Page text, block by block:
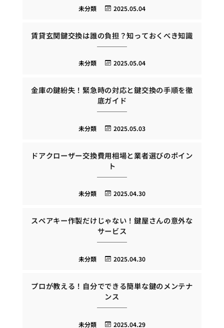
2025.05.04
未分類
賃貸玄関鍵交換は誰の負担？知っておくべき知識
2025.05.04
未分類
金庫の鍵紛失！緊急時の対応と鍵交換の手順を徹
底ガイド
2025.05.03
未分類
ドアクローザー交換費用相場と業者選びのポイン
ト
2025.04.30
未分類
スペアキー作製だけじゃない！鍵屋さんの意外な
サービス
2025.04.30
未分類
プロが教える！自分でできる簡単な鍵のメンテナ
ンス
2025.04.29
未分類